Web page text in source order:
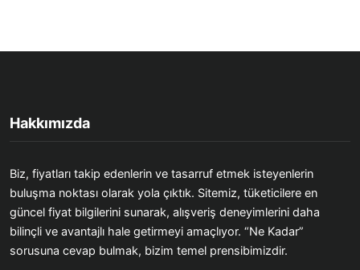
Hakkımızda
Biz, fiyatları takip edenlerin ve tasarruf etmek isteyenlerin
buluşma noktası olarak yola çıktık. Sitemiz, tüketicilere en
güncel fiyat bilgilerini sunarak, alışveriş deneyimlerini daha
bilinçli ve avantajlı hale getirmeyi amaçlıyor. “Ne Kadar”
sorusuna cevap bulmak, bizim temel prensibimizdir.